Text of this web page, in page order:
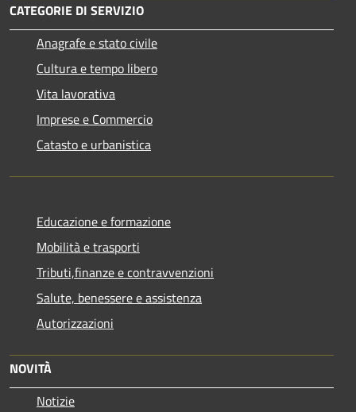
CATEGORIE DI SERVIZIO
Anagrafe e stato civile
Cultura e tempo libero
Vita lavorativa
Imprese e Commercio
Catasto e urbanistica
Educazione e formazione
Mobilità e trasporti
Tributi,finanze e contravvenzioni
Salute, benessere e assistenza
Autorizzazioni
NOVITÀ
Notizie